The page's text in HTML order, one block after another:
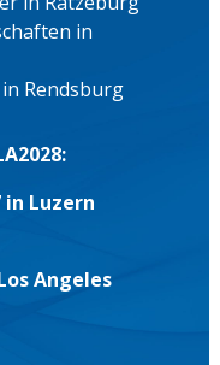
Angeles